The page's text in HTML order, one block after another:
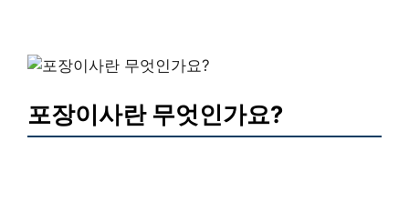
포장이사란 무엇인가요?